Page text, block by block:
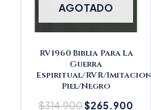
AGOTADO
RV1960 Biblia Para La
Guerra
Espiritual/RVR/Imitacion
Piel/Negro
$314.900$265.900